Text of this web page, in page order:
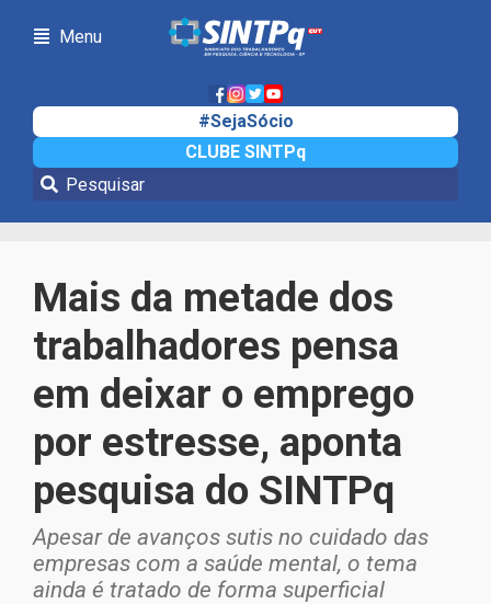
Menu
#SejaSócio
CLUBE SINTPq
Notícias
Mais da metade dos
trabalhadores pensa
em deixar o emprego
por estresse, aponta
pesquisa do SINTPq
Apesar de avanços sutis no cuidado das
empresas com a saúde mental, o tema
ainda é tratado de forma superficial